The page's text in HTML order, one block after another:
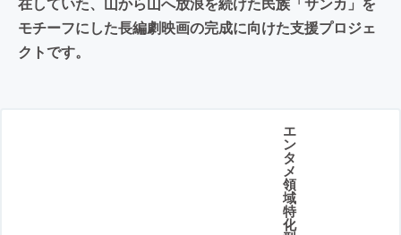
モチーフにした長編劇映画の完成に向けた支援プロジェ
クトです。
エ
ン
タ
メ
領
域
特
化